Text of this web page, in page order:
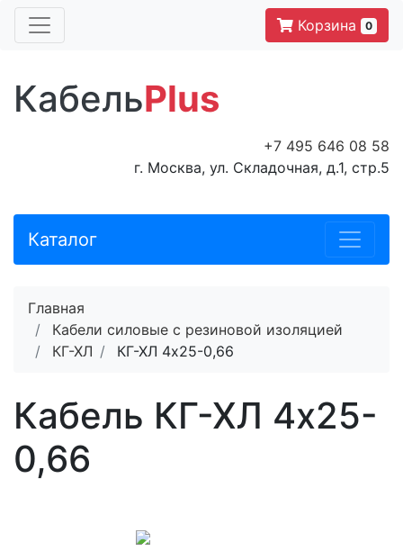
Корзина 0
КабельPlus
+7 495 646 08 58
г. Москва, ул. Складочная, д.1, стр.5
Каталог
Главная
Кабели силовые с резиновой изоляцией
КГ-ХЛ
КГ-ХЛ 4х25-0,66
Кабель КГ-ХЛ 4х25-
0,66